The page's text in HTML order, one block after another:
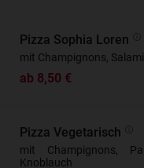
Pizza Sophia Loren
mit Champignons,
ab 8,50 €
Pizza Vegetarisch
mit Champignons,
Knoblauch